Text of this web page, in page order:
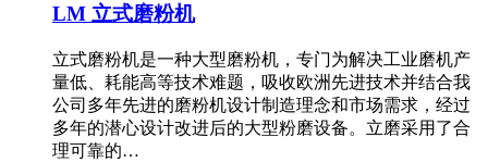
LM 立式磨粉机
立式磨粉机是一种大型磨粉机，专门为解决工业磨机产
量低、耗能高等技术难题，吸收欧洲先进技术并结合我
公司多年先进的磨粉机设计制造理念和市场需求，经过
多年的潜心设计改进后的大型粉磨设备。立磨采用了合
理可靠的…